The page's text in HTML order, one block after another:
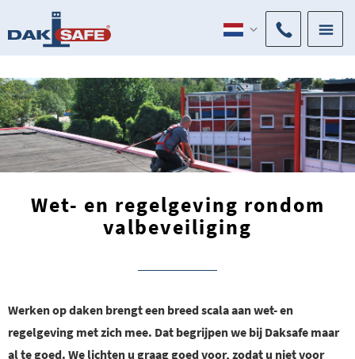
Wet- en regelgeving rondom
valbeveiliging
Werken op daken brengt een breed scala aan wet- en
regelgeving met zich mee. Dat begrijpen we bij Daksafe maar
al te goed. We lichten u graag goed voor, zodat u niet voor